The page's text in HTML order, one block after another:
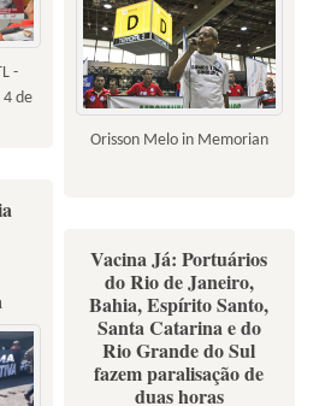
-
4 de
Orisson Melo in Memorian
Vacina Já: Portuários
do Rio de Janeiro,
Bahia, Espírito Santo,
Santa Catarina e do
Rio Grande do Sul
fazem paralisação de
duas horas